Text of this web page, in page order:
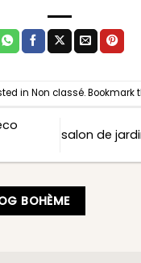
in Non classé. Bookmark
salon de
BOHÈME